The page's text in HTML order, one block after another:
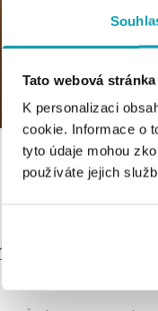
Tato webová
K personalizaci
cookie. Informace o
tyto údaje mohou
používáte jejich
butiky